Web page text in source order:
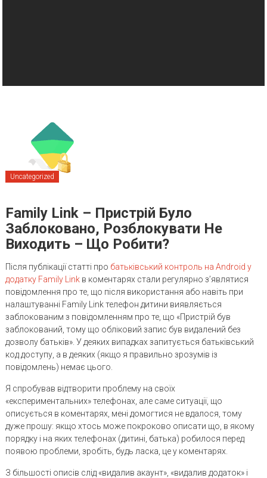
Uncategorized
Family Link – Пристрій Було
Заблоковано, Розблокувати Не
Виходить – Що Робити?
Після публікації статті про батьківський контроль на Android у
додатку Family Linkв коментарях стали регулярно з’являтися
повідомлення про те, що після використання або навіть при
налаштуванні Family Link телефон дитини виявляється
заблокованим з повідомленням про те, що «Пристрій був
заблокований, тому що обліковий запис був видалений без
дозволу батьків». У деяких випадках запитується батьківський
код доступу, а в деяких (якщо я правильно зрозумів із
повідомлень) немає цього.
Я спробував відтворити проблему на своїх
«експериментальних» телефонах, але саме ситуації, що
описується в коментарях, мені домогтися не вдалося, тому
дуже прошу: якщо хтось може покроково описати що, в якому
порядку і на яких телефонах (дитині, батька) робилося перед
появою проблеми, зробіть, будь ласка, це у коментарях.
З більшості описів слід «видалив акаунт», «видалив додаток» і